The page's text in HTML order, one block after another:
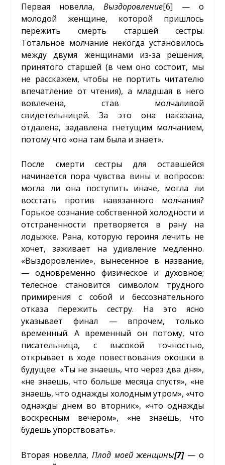
Первая новелла, Выздоровление[6] — о
молодой женщине, которой пришлось
пережить смерть старшей сестры.
Тотальное молчание некогда установилось
между двумя женщинами из-за решения,
принятого старшей (в чем оно состоит, мы
не расскажем, чтобы не портить читателю
впечатление от чтения), а младшая в него
вовлечена, став молчаливой
свидетельницей. За это она наказана,
отдалена, задавлена гнетущим молчанием,
потому что «она там была и знает».
После смерти сестры для оставшейся
начинается пора чувства вины и вопросов:
могла ли она поступить иначе, могла ли
восстать против навязанного молчания?
Горькое сознание собственной холодности и
отстраненности претворяется в рану на
лодыжке. Рана, которую героиня лечить не
хочет, заживает на удивление медленно.
«Выздоровление», вынесенное в название,
— одновременно физическое и духовное;
телесное становится символом трудного
примирения с собой и бессознательного
отказа пережить сестру. На это ясно
указывает финал — впрочем, только
временный. А временный он потому, что
писательница, с высокой точностью,
открывает в ходе повествования окошки в
будущее: «Ты не знаешь, что через два дня»,
«не знаешь, что больше месяца спустя», «не
знаешь, что однажды холодным утром», «что
однажды днем во вторник», «что однажды
воскресным вечером», «не знаешь, что
будешь упорствовать».
Вторая новелла, Плод моей женщины[7]— о